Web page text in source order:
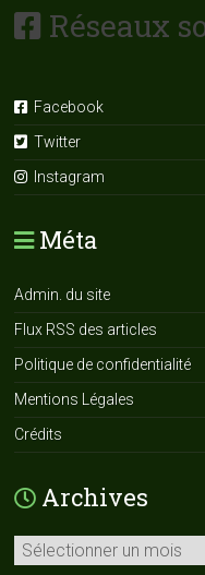
Réseaux
Facebook
Twitter
Instagram
Méta
Admin. du site
Flux RSS des articles
Politique de confidentialité
Mentions Légales
Crédits
Archives
Archives